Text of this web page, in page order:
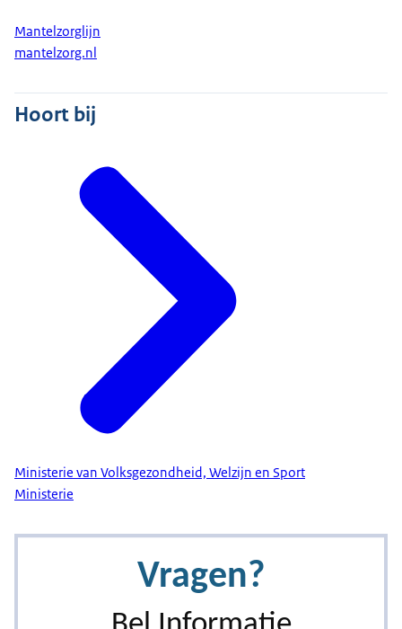
Mantelzorglijn
mantelzorg.nl
Hoort bij
Ministerie van Volksgezondheid, Welzijn en Sport
Ministerie